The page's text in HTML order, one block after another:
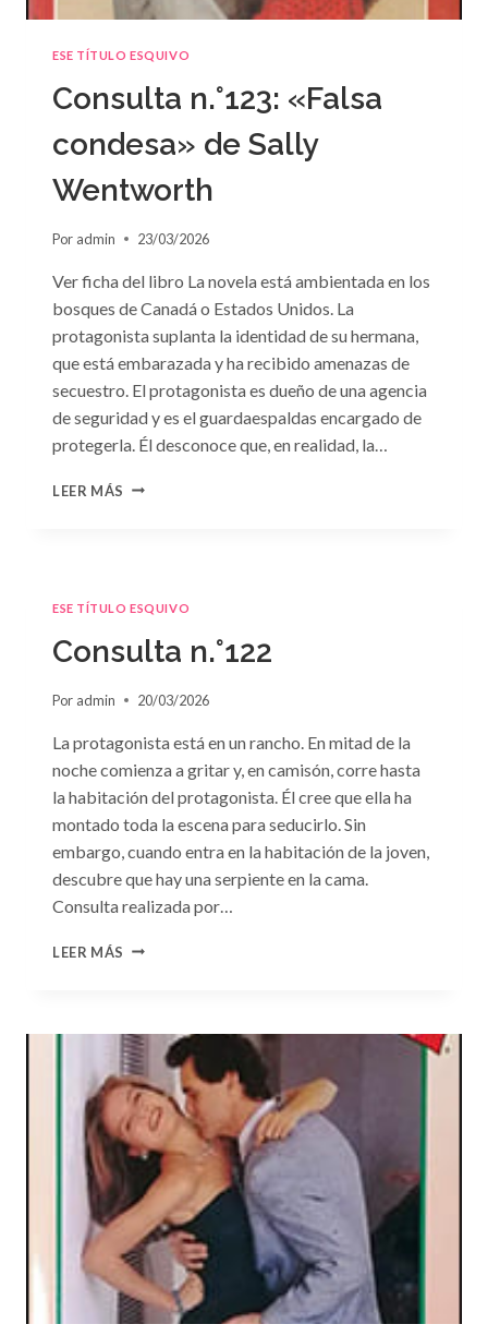
ESE TÍTULO ESQUIVO
Consulta n.°123: «Falsa
condesa» de Sally
Wentworth
Por admin 23/03/2026
Ver ficha del libro La novela está ambientada en los
bosques de Canadá o Estados Unidos. La
protagonista suplanta la identidad de su hermana,
que está embarazada y ha recibido amenazas de
secuestro. El protagonista es dueño de una agencia
de seguridad y es el guardaespaldas encargado de
protegerla. Él desconoce que, en realidad, la…
LEER MÁS CONSULTA
SALLY
WENTWORTH
ESE TÍTULO ESQUIVO
Consulta n.°122
Por admin 20/03/2026
La protagonista está en un rancho. En mitad de la
noche comienza a gritar y, en camisón, corre hasta
la habitación del protagonista. Él cree que ella ha
montado toda la escena para seducirlo. Sin
embargo, cuando entra en la habitación de la joven,
descubre que hay una serpiente en la cama.
Consulta realizada por…
LEER MÁS CONSULTA